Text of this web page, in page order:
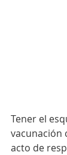
Tener el
vacunación
acto de